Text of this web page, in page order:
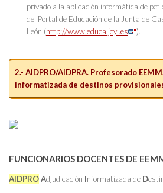
privado a la aplicación informática de
del Portal de Educación de la Junta de
León (http://www.educa.jcyl.es ).
2.- AIDPRO/AIDPRA. Profesorado
informatizada de destinos
FUNCIONARIOS DOCENTES DE
AIDPROAdjudicación Informatizada de D